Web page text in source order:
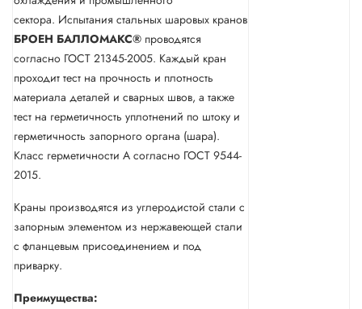
сектора. Испытания стальных шаровых кранов
БРОЕН БАЛЛОМАКС® проводятся
согласно ГОСТ 21345-2005. Каждый кран
проходит тест на прочность и плотность
материала деталей и сварных швов, а также
тест на герметичность уплотнений по штоку и
герметичность запорного органа (шара).
Класс герметичности А согласно ГОСТ 9544-
2015.
Краны производятся из углеродистой стали с
запорным элементом из нержавеющей стали
с фланцевым присоединением и под
приварку.
Преимущества: